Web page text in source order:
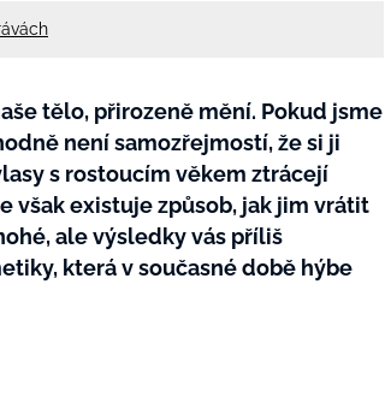
tělo, přirozeně mění. Pokud jsme
není samozřejmostí, že si ji
s rostoucím věkem ztrácejí
však existuje způsob, jak jim vrátit
ale výsledky vás příliš
která v současné době hýbe